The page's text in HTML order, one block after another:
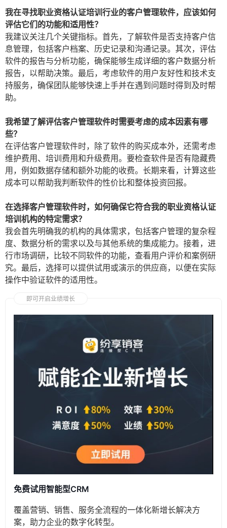
我在寻找职业资格认证培训行业的客户管理软件，应该如何
评估它们的功能和适用性？
我建议关注几个关键指标。首先，了解软件是否支持客户信
息管理，包括客户档案、历史记录和沟通记录。其次，评估
软件的报告与分析功能，确保能够生成详细的客户数据分析
报告，以帮助决策。最后，考虑软件的用户友好性和技术支
持服务，确保团队能够快速上手并在遇到问题时得到及时帮
助。
我希望了解评估客户管理软件时需要考虑的成本因素有哪
些？
在评估客户管理软件时，除了软件的购买成本外，还需考虑
维护费用、培训费用和升级费用。要检查软件是否有隐藏费
用，例如数据存储和额外功能的收费。长期来看，计算这些
成本可以帮助我判断软件的性价比和整体投资回报。
在选择客户管理软件时，如何确保它符合我的职业资格认证
培训机构的特定需求？
我会首先明确我的机构的具体需求，包括客户管理的复杂程
度、数据分析的需求以及与其他系统的集成能力。接着，进
行市场调研，比较不同软件的功能，查看用户评价和案例研
究。最后，选择可以提供试用或演示的供应商，以便在实际
操作中验证软件的适用性。
即可开启业绩增长
免费试用智能型CRM
覆盖营销、销售、服务全流程的一体化新增长解决方
案，助力企业的数字化转型。